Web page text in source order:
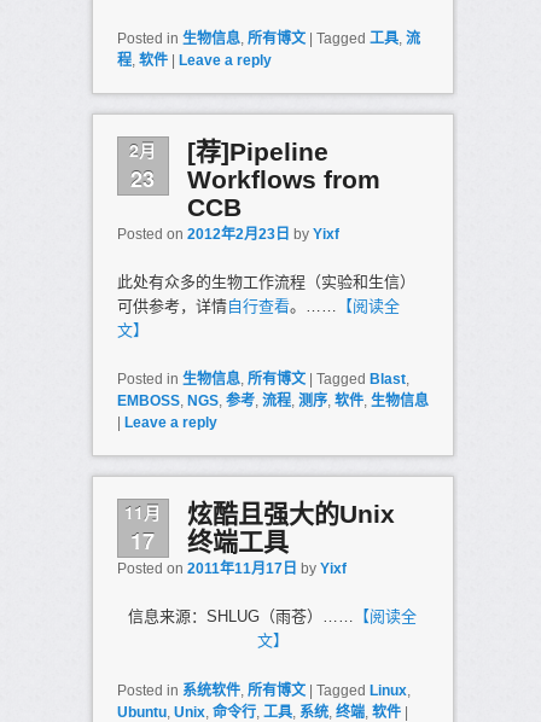
Posted in 生物信息, 所有博文 Tagged 工具, 流
程, 软件 Leave a reply
2月
23
[荐]Pipeline
Workflows from
CCB
Posted on 2012年2月23日 by Yixf
此处有众多的生物工作流程（实验和生信）
可供参考，详情自行查看。…… 【阅读全
文】
Posted in 生物信息, 所有博文 Tagged Blast,
EMBOSS, NGS, 参考, 流程, 测序, 软件, 生物信息
Leave a reply
11月
17
炫酷且强大的Unix
终端工具
Posted on 2011年11月17日 by Yixf
信息来源：SHLUG（雨苍）…… 【阅读全
文】
Posted in 系统软件, 所有博文 | Tagged Linux,
Ubuntu, Unix, 命令行, 工具, 系统, 终端, 软件 |